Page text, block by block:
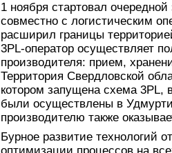
1 ноября стартовал
совместно с логистическим
расширил границы
3PL-оператор осуществляет
производителя: прием,
Территория Свердловской
котором запущена схема 3PL,
были осуществлены в
производителю также
Бурное развитие технологий